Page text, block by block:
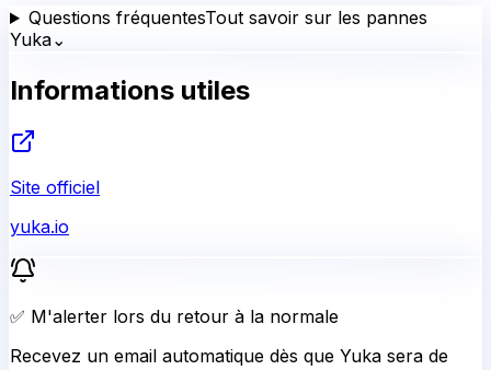
Questions fréquentesTout savoir sur les pannes
Yuka⌄
Informations utiles
Site officiel
yuka.io
✅ M'alerter lors du retour à la normale
Recevez un email automatique dès que Yuka sera de